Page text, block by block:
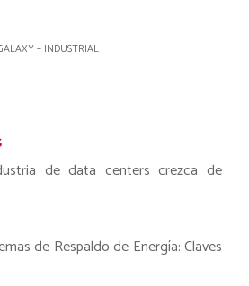
– INDUSTRIAL
de data centers crezca de
de Respaldo de Energía: Claves